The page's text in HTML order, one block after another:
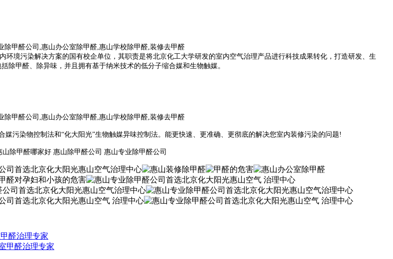
境污染解决方案的国有校企单位，其职责是将北京化工大学研发的室内空气治理产品进行科技成果转化，打造研发、生
除甲醛、除异味，并且拥有基于纳米技术的低分子缩合媒和生物触媒。
污染物控制法和“化大阳光”生物触媒异味控制法。能更快速、更准确、更彻底的解决您室内装修污染的问题!
除甲醛哪家好 惠山除甲醛公司 惠山专业除甲醛公司
醛治理专家
甲醛治理专家